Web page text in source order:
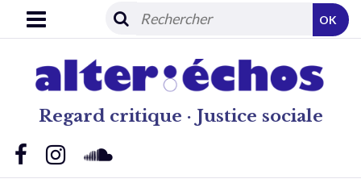
Regard critique · Justice sociale
OK